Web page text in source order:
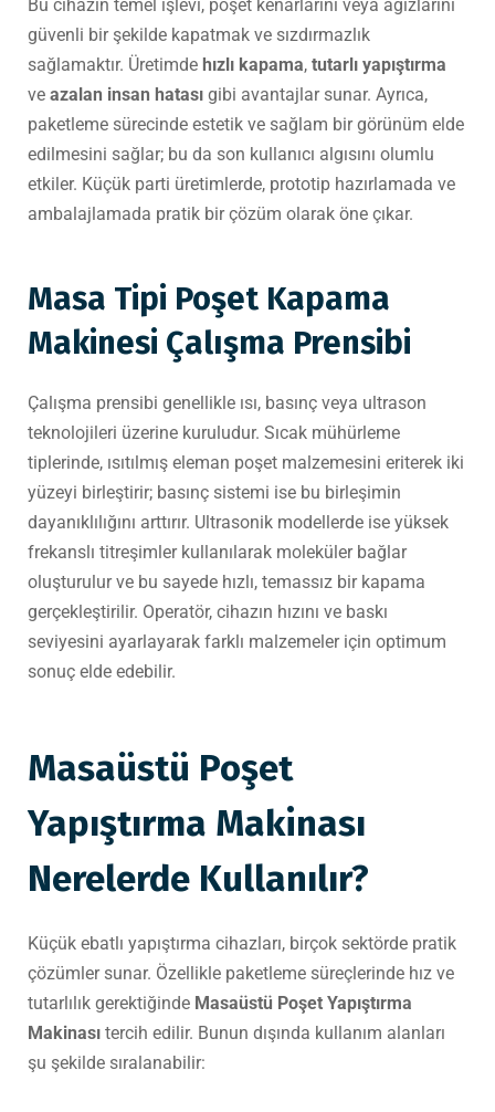
Bu cihazın temel işlevi, poşet kenarlarını veya ağızlarını
güvenli bir şekilde kapatmak ve sızdırmazlık
sağlamaktır. Üretimde hızlı kapama, tutarlı yapıştırma
ve azalan insan hatası gibi avantajlar sunar. Ayrıca,
paketleme sürecinde estetik ve sağlam bir görünüm elde
edilmesini sağlar; bu da son kullanıcı algısını olumlu
etkiler. Küçük parti üretimlerde, prototip hazırlamada ve
ambalajlamada pratik bir çözüm olarak öne çıkar.
Masa Tipi Poşet Kapama
Makinesi Çalışma Prensibi
Çalışma prensibi genellikle ısı, basınç veya ultrason
teknolojileri üzerine kuruludur. Sıcak mühürleme
tiplerinde, ısıtılmış eleman poşet malzemesini eriterek iki
yüzeyi birleştirir; basınç sistemi ise bu birleşimin
dayanıklılığını arttırır. Ultrasonik modellerde ise yüksek
frekanslı titreşimler kullanılarak moleküler bağlar
oluşturulur ve bu sayede hızlı, temassız bir kapama
gerçekleştirilir. Operatör, cihazın hızını ve baskı
seviyesini ayarlayarak farklı malzemeler için optimum
sonuç elde edebilir.
Masaüstü Poşet
Yapıştırma Makinası
Nerelerde Kullanılır?
Küçük ebatlı yapıştırma cihazları, birçok sektörde pratik
çözümler sunar. Özellikle paketleme süreçlerinde hız ve
tutarlılık gerektiğinde Masaüstü Poşet Yapıştırma
Makinası tercih edilir. Bunun dışında kullanım alanları
şu şekilde sıralanabilir: